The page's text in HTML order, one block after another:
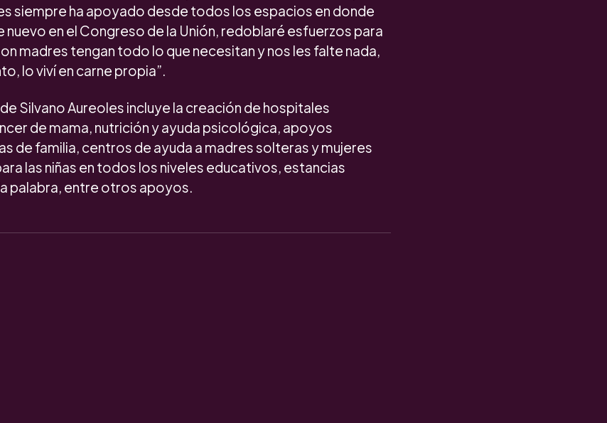
siempre ha apoyado desde todos los espacios en donde
nuevo en el Congreso de la Unión, redoblaré esfuerzos para
madres tengan todo lo que necesitan y nos les falte nada,
lo viví en carne propia”.
Silvano Aureoles incluye la creación de hospitales
de mama, nutrición y ayuda psicológica, apoyos
de familia, centros de ayuda a madres solteras y mujeres
las niñas en todos los niveles educativos, estancias
palabra, entre otros apoyos.